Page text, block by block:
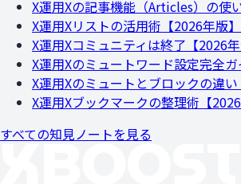
X運用Xの記事機能（Articles）の使
X運用Xリストの活用術【2026年版
X運用Xコミュニティは終了【2026
X運用Xのミュートワード設定完全
X運用Xのミュートとブロックの違
X運用Xブックマークの整理術【
すべての知見ノートを見る